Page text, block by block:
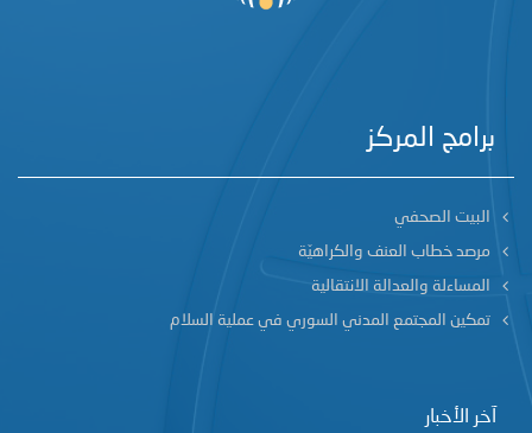
برامج المركز
البيت الصحفي
مرصد خطاب العنف والكراهيّة
المساءلة والعدالة الانتقالية
تمكين المجتمع المدني السوري في عملية السلام
آخر الأخبار